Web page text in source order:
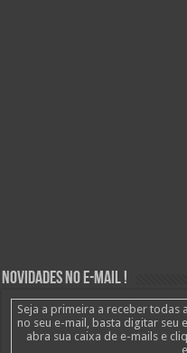
Novidades no E-mail !
Seja a primeira a receber todas
no seu e-mail, basta digitar seu
abra sua caixa de e-mails e